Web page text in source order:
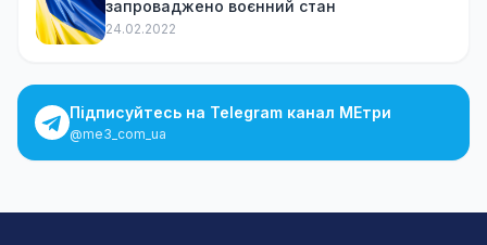
запроваджено воєнний стан
24.02.2022
Підписуйтесь на Telegram канал МЕтри
@me3_com_ua